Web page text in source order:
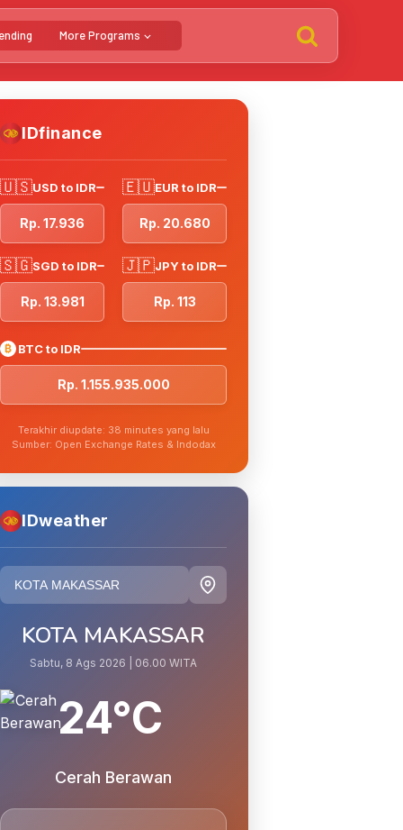
More Programs
IDfinance
🇺🇸USD to IDR
Rp. 17.936
🇪🇺EUR to IDR
Rp. 20.680
🇸🇬SGD to IDR
Rp. 13.981
🇯🇵JPY to IDR
Rp. 113
₿ BTC to IDR
Rp. 1.155.935.000
Terakhir diupdate: 38 minutes yang lalu
Sumber: Open Exchange Rates & Indodax
IDweather
KOTA MAKASSAR
Sabtu, 8 Ags 2026 | 06.00 WITA
24°C
Cerah Berawan